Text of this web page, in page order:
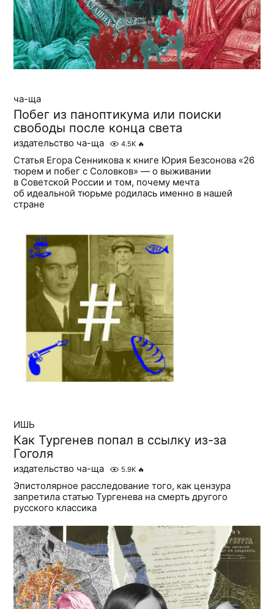
ча-ща
Побег из паноптикума или поиски
свободы после конца света
издательство ча-ща 4.5K 🔥
Статья Егора Сенникова к книге Юрия Безсонова «26
тюрем и побег с Соловков» — о выживании
в Советской России и том, почему мечта
об идеальной тюрьме родилась именно в нашей
стране
ИШЬ
Как Тургенев попал в ссылку из-за
Гоголя
издательство ча-ща 5.9K 🔥
Эпистолярное расследование того, как цензура
запретила статью Тургенева на смерть другого
русского классика